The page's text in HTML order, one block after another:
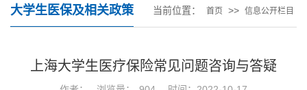
大学生医保及相关政策 当前位置： 首页 >> 信息公开栏目
上海大学生医疗保险常见问题咨询与答疑